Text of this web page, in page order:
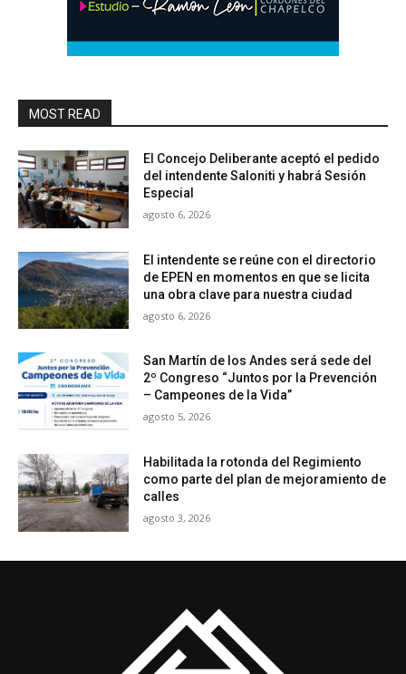
MOST READ
El Concejo Deliberante aceptó el pedido
del intendente Saloniti y habrá Sesión
Especial
agosto 6, 2026
El intendente se reúne con el directorio
de EPEN en momentos en que se licita
una obra clave para nuestra ciudad
agosto 6, 2026
San Martín de los Andes será sede del
2º Congreso “Juntos por la Prevención
– Campeones de la Vida”
agosto 5, 2026
Habilitada la rotonda del Regimiento
como parte del plan de mejoramiento de
calles
agosto 3, 2026